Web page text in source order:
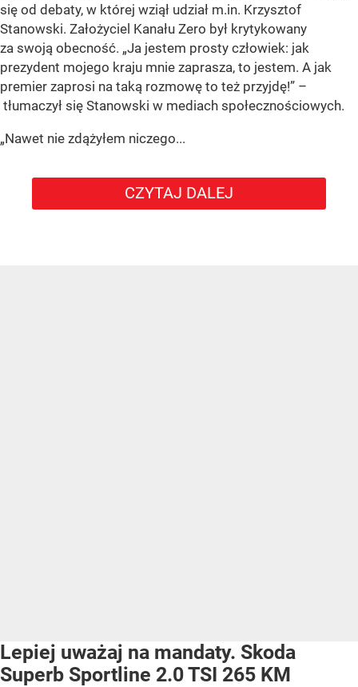
się od debaty, w której wziął udział m.in. Krzysztof
Stanowski. Założyciel Kanału Zero był krytykowany
za swoją obecność. „Ja jestem prosty człowiek: jak
prezydent mojego kraju mnie zaprasza, to jestem. A jak
premier zaprosi na taką rozmowę to też przyjdę!” –
tłumaczył się Stanowski w mediach społecznościowych.
„Nawet nie zdążyłem niczego...
CZYTAJ DALEJ
Lepiej uważaj na mandaty. Skoda
Superb Sportline 2.0 TSI 265 KM